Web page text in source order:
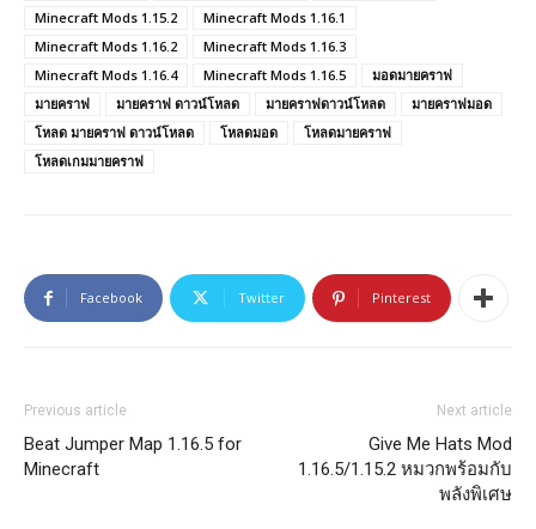
Minecraft Mods 1.15.2
Minecraft Mods 1.16.1
Minecraft Mods 1.16.2
Minecraft Mods 1.16.3
Minecraft Mods 1.16.4
Minecraft Mods 1.16.5
มอดมายคราฟ
มายคราฟ
มายคราฟ ดาวน์โหลด มายคราฟดาวน์โหลด
มายคราฟมอด
โหลด มายคราฟ ดาวน์โหลด
โหลดมอด
โหลดมายคราฟ
โหลดเกมมายคราฟ
Facebook Twitter Pinterest
Previous article
Beat Jumper Map 1.16.5 for
Minecraft
Next article
Give Me Hats Mod
1.16.5/1.15.2 หมวกพร้อมกับ
พลังพิเศษ